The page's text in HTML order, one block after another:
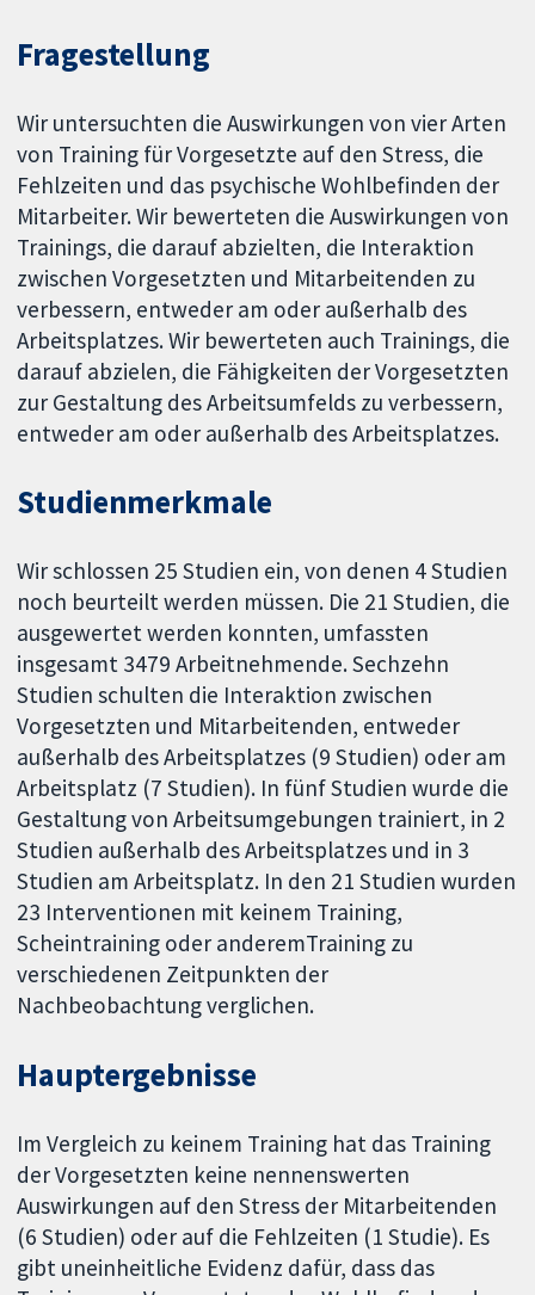
Fragestellung
Wir untersuchten die Auswirkungen von vier Arten
von Training für Vorgesetzte auf den Stress, die
Fehlzeiten und das psychische Wohlbefinden der
Mitarbeiter. Wir bewerteten die Auswirkungen von
Trainings, die darauf abzielten, die Interaktion
zwischen Vorgesetzten und Mitarbeitenden zu
verbessern, entweder am oder außerhalb des
Arbeitsplatzes. Wir bewerteten auch Trainings, die
darauf abzielen, die Fähigkeiten der Vorgesetzten
zur Gestaltung des Arbeitsumfelds zu verbessern,
entweder am oder außerhalb des Arbeitsplatzes.
Studienmerkmale
Wir schlossen 25 Studien ein, von denen 4 Studien
noch beurteilt werden müssen. Die 21 Studien, die
ausgewertet werden konnten, umfassten
insgesamt 3479 Arbeitnehmende. Sechzehn
Studien schulten die Interaktion zwischen
Vorgesetzten und Mitarbeitenden, entweder
außerhalb des Arbeitsplatzes (9 Studien) oder am
Arbeitsplatz (7 Studien). In fünf Studien wurde die
Gestaltung von Arbeitsumgebungen trainiert, in 2
Studien außerhalb des Arbeitsplatzes und in 3
Studien am Arbeitsplatz. In den 21 Studien wurden
23 Interventionen mit keinem Training,
Scheintraining oder anderemTraining zu
verschiedenen Zeitpunkten der
Nachbeobachtung verglichen.
Hauptergebnisse
Im Vergleich zu keinem Training hat das Training
der Vorgesetzten keine nennenswerten
Auswirkungen auf den Stress der Mitarbeitenden
(6 Studien) oder auf die Fehlzeiten (1 Studie). Es
gibt uneinheitliche Evidenz dafür, dass das